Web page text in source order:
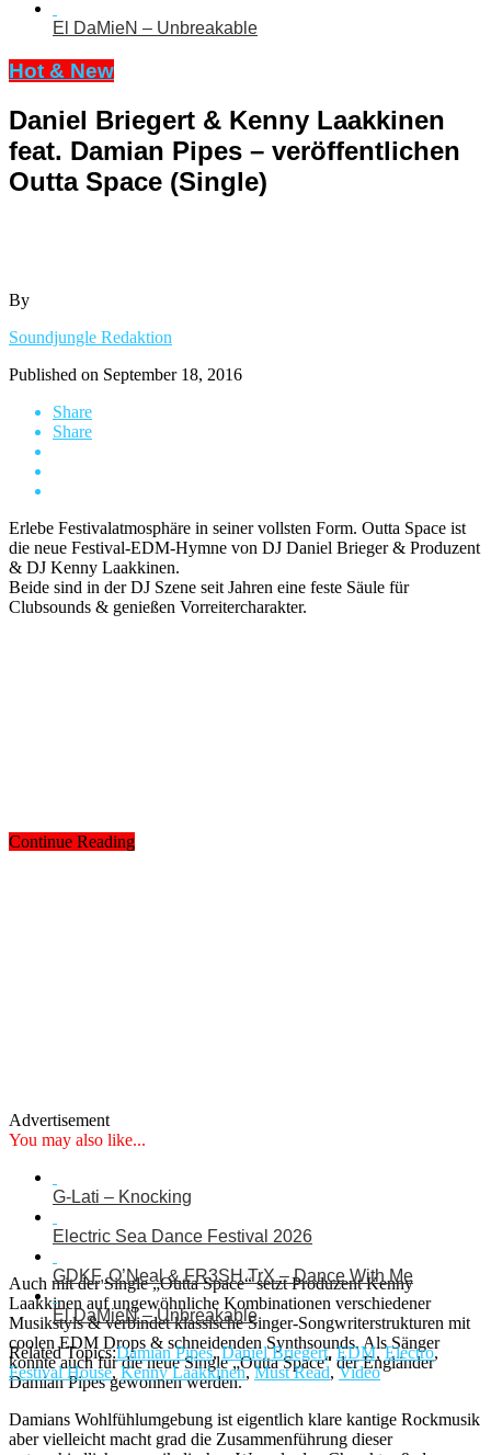
El DaMieN – Unbreakable
Hot & New
Daniel Briegert & Kenny Laakkinen
feat. Damian Pipes – veröffentlichen
Outta Space (Single)
By
Soundjungle Redaktion
Published on September 18, 2016
Share
Share
Erlebe Festivalatmosphäre in seiner vollsten Form. Outta Space ist
die neue Festival-EDM-Hymne von DJ Daniel Brieger & Produzent
& DJ Kenny Laakkinen.
Beide sind in der DJ Szene seit Jahren eine feste Säule für
Clubsounds & genießen Vorreitercharakter.
Auch mit der Single „Outta Space“ setzt Produzent Kenny
Laakkinen auf ungewöhnliche Kombinationen verschiedener
Musikstyls & verbindet klassische Singer-Songwriterstrukturen mit
coolen EDM Drops & schneidenden Synthsounds. Als Sänger
konnte auch für die neue Single „Outta Space“ der Engländer
Damian Pipes gewonnen werden.
Damians Wohlfühlumgebung ist eigentlich klare kantige Rockmusik
aber vielleicht macht grad die Zusammenführung dieser
Continue Reading
Advertisement
You may also like...
G-Lati – Knocking
Electric Sea Dance Festival 2026
GDKF, O’Neal & FR3SH TrX – Dance With Me
El DaMieN – Unbreakable
Related Topics:Damian Pipes,Daniel Briegert,EDM,Electro,
Festival House, Kenny Laakkinen,Must Read,Video